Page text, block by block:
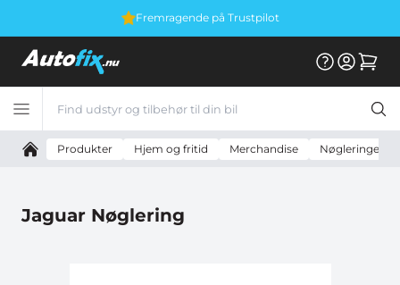
Fremragende på Trustpilot
Produkter Hjem og fritid Merchandise Nøgleringe
Jaguar Nøglering